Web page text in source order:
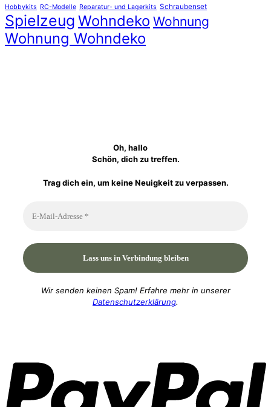
Hobbykits RC-Modelle Reparatur- und Lagerkits Schraubenset
Spielzeug Wohndeko Wohnung
Wohnung Wohndeko
Oh, hallo
Schön, dich zu treffen.
Trag dich ein, um keine Neuigkeit zu verpassen.
Wir senden keinen Spam! Erfahre mehr in unserer
Datenschutzerklärung.